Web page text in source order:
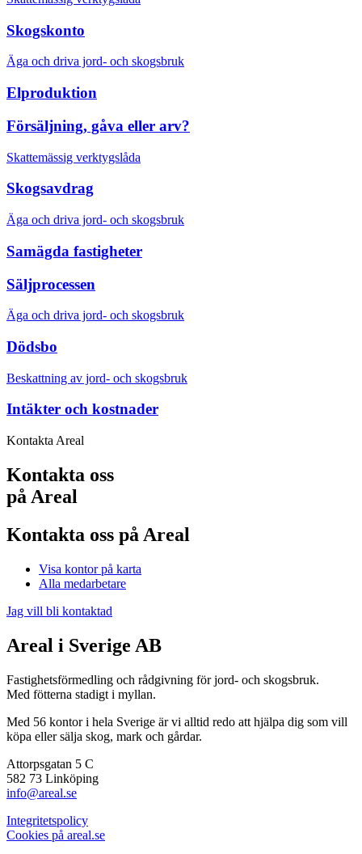
Skogskonto
Äga och driva jord- och skogsbruk
Elproduktion
Försäljning, gåva eller arv?
Skattemässig verktygslåda
Skogsavdrag
Äga och driva jord- och skogsbruk
Samägda fastigheter
Säljprocessen
Äga och driva jord- och skogsbruk
Dödsbo
Beskattning av jord- och skogsbruk
Intäkter och kostnader
Kontakta Areal
Kontakta oss
på Areal
Kontakta oss på Areal
Visa kontor på karta
Alla medarbetare
Jag vill bli kontaktad
Areal i Sverige AB
Fastighetsförmedling och rådgivning för jord- och skogsbruk.
Med fötterna stadigt i myllan.
Med 56 kontor i hela Sverige är vi alltid redo att hjälpa dig som vill
köpa eller sälja skog, mark och gårdar.
Attorpsgatan 5 C
582 73 Linköping
info@areal.se
Integritetspolicy
Cookies på areal.se